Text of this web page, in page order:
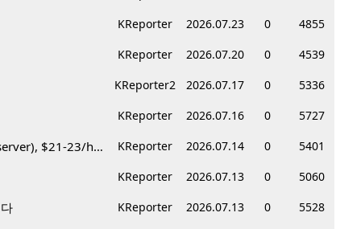
KReporter
2026.07.23 0
4855
KReporter
2026.07.20 0
4539
KReporter2
2026.07.17 0
5336
KReporter
2026.07.16 0 5727
Korean BBQ 레스토랑 서버 & 호스트 구합니다 – Federal Way & Tacoma $45-$60/hr (server), $21-23/hr (Host) KReporter 2026.07.14 0
5401
KReporter
2026.07.13 0 5060
KReporter 2026.07.13 0
5528